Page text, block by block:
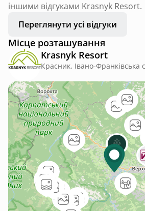
іншими відгуками Krasnyk Resort.
Переглянути усі відгуки
Місце розташування
Krasnyk Resort
Красник, Івано-Франківська